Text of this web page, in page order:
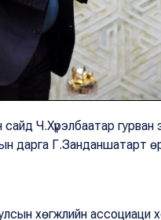
сайд Ч.Хүрэлбаатар
дарга Г.Занданшатарт
хөгжлийн ассоциаци